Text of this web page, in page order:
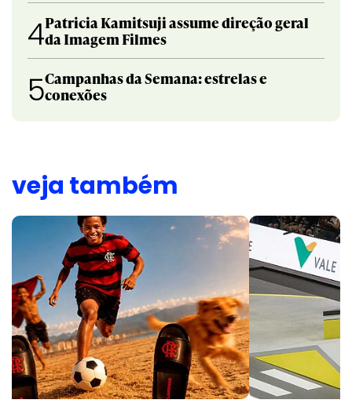
4Patricia Kamitsuji assume direção geral
da Imagem Filmes
5Campanhas da Semana: estrelas e
conexões
veja também